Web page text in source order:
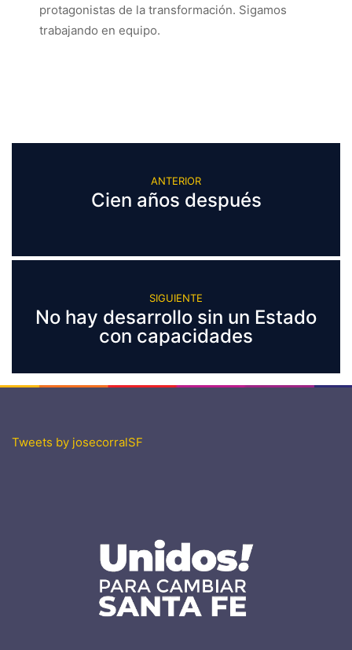
protagonistas de la transformación. Sigamos
trabajando en equipo.
ANTERIOR
Cien años después
SIGUIENTE
No hay desarrollo sin un Estado
con capacidades
Tweets by josecorralSF